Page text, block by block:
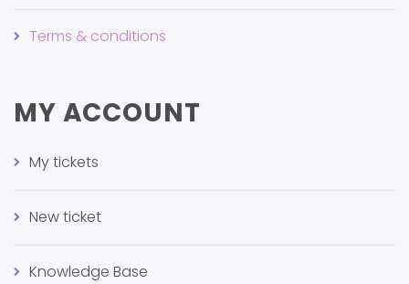
Terms & conditions
MY ACCOUNT
My tickets
New ticket
Knowledge Base